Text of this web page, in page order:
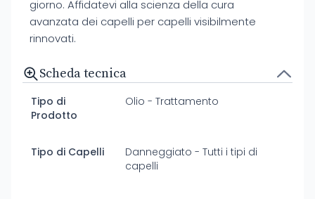
giorno. Affidatevi alla scienza della cura
avanzata dei capelli per capelli visibilmente
rinnovati.
Scheda tecnica
Tipo di
Prodotto
Olio - Trattamento
Tipo di Capelli
Danneggiato - Tutti i tipi di
capelli